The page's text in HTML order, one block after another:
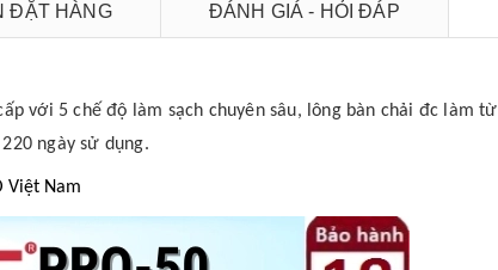
ĐẶT HÀNG ĐÁNH GIÁ - HỎI ĐÁP
với 5 chế độ làm sạch chuyên sâu, lông bàn chải đc làm từ
ngày sử dụng.
Việt Nam